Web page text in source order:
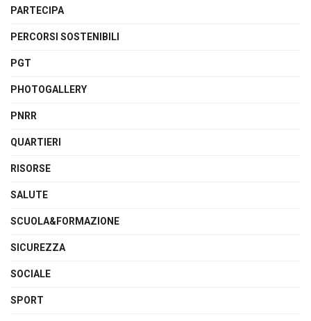
PARTECIPA
PERCORSI SOSTENIBILI
PGT
PHOTOGALLERY
PNRR
QUARTIERI
RISORSE
SALUTE
SCUOLA&FORMAZIONE
SICUREZZA
SOCIALE
SPORT